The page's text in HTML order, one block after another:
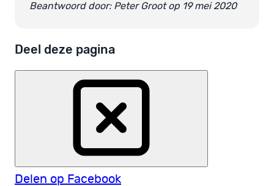
Beantwoord door: Peter Groot op 19 mei 2020
Deel deze pagina
Delen op Facebook